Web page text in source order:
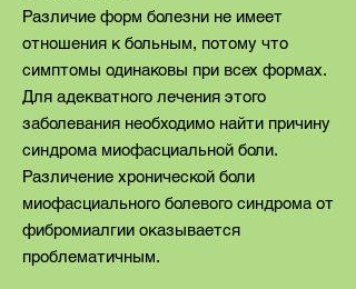
Различие форм болезни не имеет
отношения к больным, потому что
симптомы одинаковы при всех формах.
Для адекватного лечения этого
заболевания необходимо найти причину
синдрома миофасциальной боли.
Различение хронической боли
миофасциального болевого синдрома от
фибромиалгии оказывается
проблематичным.